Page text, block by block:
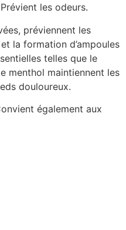
les odeurs.
préviennent les
la formation d’ampoules
telles que le
menthol maintiennent les
douloureux.
également aux